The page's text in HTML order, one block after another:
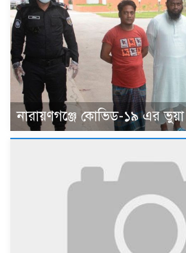
নারায়ণগঞ্জে কোভিড-১৯ এর